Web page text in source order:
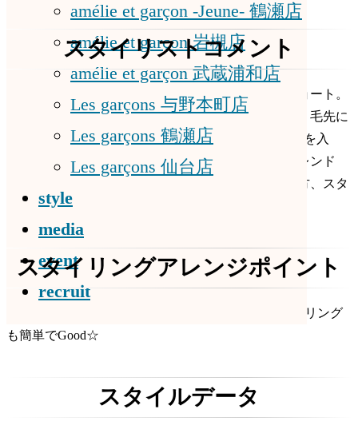
amélie et garçon -Jeune- 鶴瀬店
amélie et garçon 岩槻店
amélie et garçon 武蔵浦和店
Les garçons 与野本町店
Les garçons 鶴瀬店
Les garçons 仙台店
style
media
event
recruit
スタイリストコメント
amelie et garcon
与野本町店 sato
甘すぎないのに女性らしい色っぽショート。
ひし形シルエットで根本もふんわり、毛先に
ワンカールパーマ♪全体にハイライトを入
れ、軽やかな抜け感とさりげないトレンド
感！トップのボリュームが出づらい方、スタ
スタイリングアレンジポイント
やわらかいWAXを毛先中心にもみこむだけ！スタイリング
も簡単でGood☆
スタイルデータ